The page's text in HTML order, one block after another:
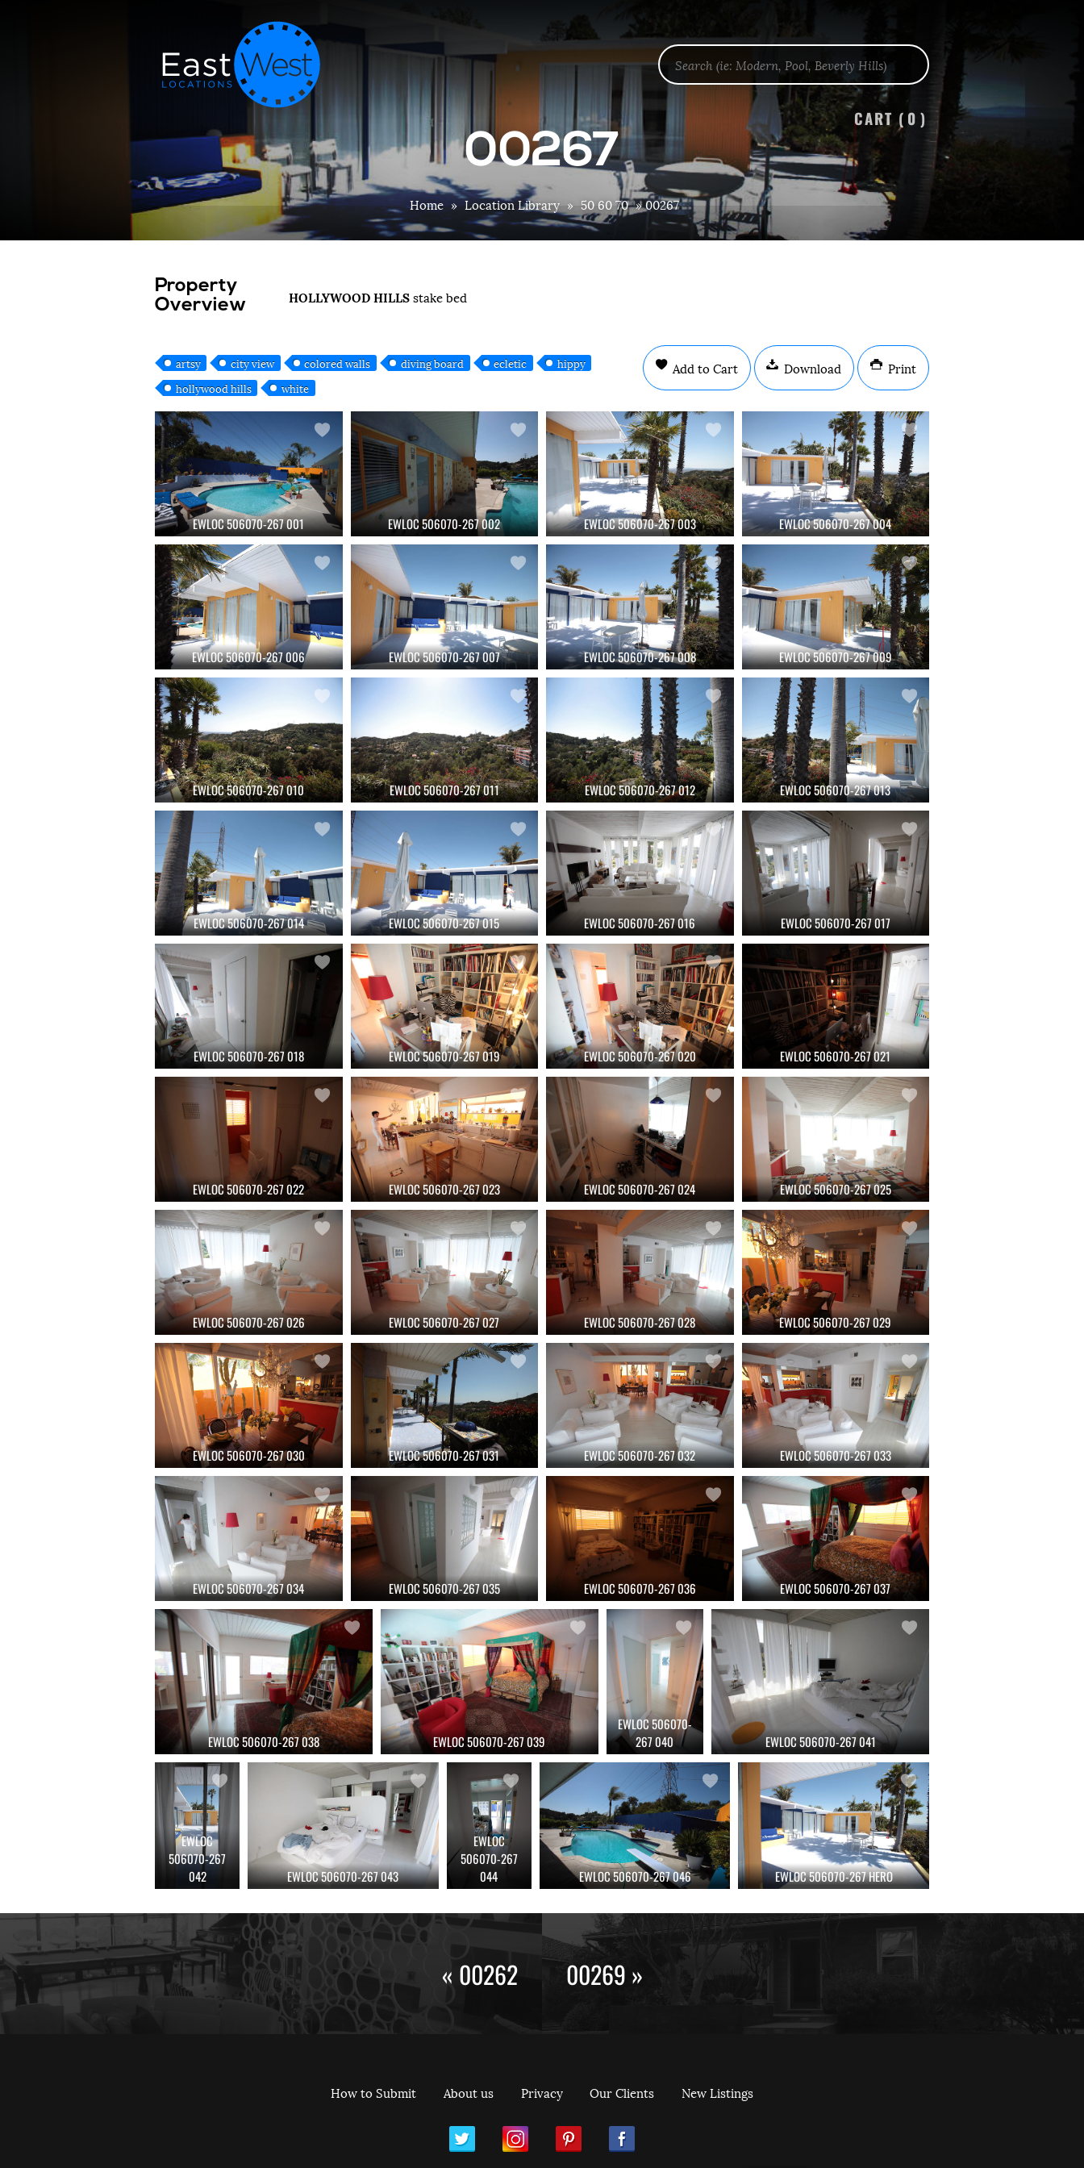
CART ( 0 )
00267
Home » Location Library » 50 60 70 »00267
Property
Overview
HOLLYWOOD HILLSstake bed
artsy city view colored walls diving board ecletic
hippy
hollywood hills
white
Add to Cart Download Print
EWLOC 506070-267 001 EWLOC 506070-267 002 EWLOC 506070-267 003 EWLOC 506070-267 004
EWLOC 506070-267 006 EWLOC 506070-267 007 EWLOC 506070-267 008 EWLOC 506070-267 009
EWLOC 506070-267 010 EWLOC 506070-267 011 EWLOC 506070-267 012 EWLOC 506070-267 013
EWLOC 506070-267 014 EWLOC 506070-267 015 EWLOC 506070-267 016 EWLOC 506070-267 017
EWLOC 506070-267 018 EWLOC 506070-267 019 EWLOC 506070-267 020 EWLOC 506070-267 021
EWLOC 506070-267 022 EWLOC 506070-267 023 EWLOC 506070-267 024 EWLOC 506070-267 025
EWLOC 506070-267 026 EWLOC 506070-267 027 EWLOC 506070-267 028 EWLOC 506070-267 029
EWLOC 506070-267 030 EWLOC 506070-267 031 EWLOC 506070-267 032 EWLOC 506070-267 033
EWLOC 506070-267 034 EWLOC 506070-267 035 EWLOC 506070-267 036 EWLOC 506070-267 037
EWLOC 506070-267 038 EWLOC 506070-267 039
EWLOC 506070-
267 040
EWLOC 506070-267 041
EWLOC
506070-267
042
EWLOC 506070-267 043
EWLOC
506070-267
044
EWLOC 506070-267 046 EWLOC 506070-267 HERO
« 00262 00269 »
How to Submit About us Privacy Our Clients New Listings
Facebook